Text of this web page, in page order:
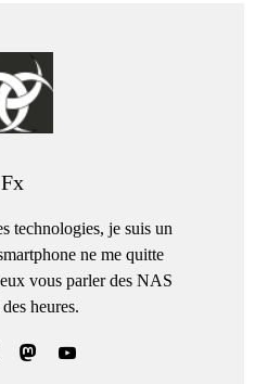
Fx
technologies, je suis un
ne me quitte
vous parler des NAS
heures.